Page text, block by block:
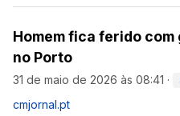
Homem fica ferido
no Porto
31 de maio de 2026 às 08:41 ·
cmjornal.pt